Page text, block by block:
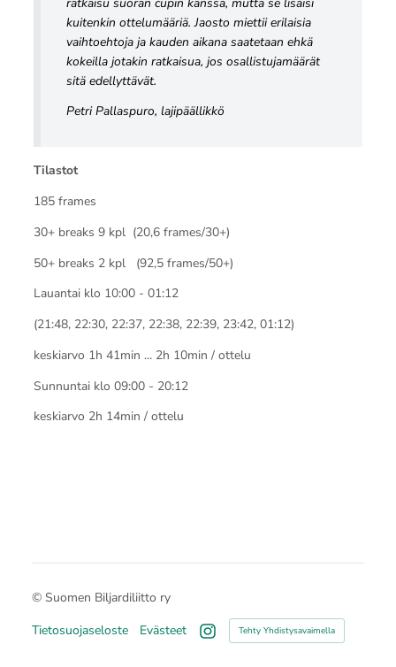
kuitenkin ottelumääriä. Jaosto miettii erilaisia
vaihtoehtoja ja kauden aikana saatetaan ehkä
kokeilla jotakin ratkaisua, jos osallistujamäärät
sitä edellyttävät.
Petri Pallaspuro, lajipäällikkö
Tilastot
185 frames
30+ breaks 9 kpl (20,6 frames/30+)
50+ breaks 2 kpl (92,5 frames/50+)
Lauantai klo 10:00 - 01:12
(21:48, 22:30, 22:37, 22:38, 22:39, 23:42, 01:12)
keskiarvo 1h 41min ... 2h 10min / ottelu
Sunnuntai klo 09:00 - 20:12
keskiarvo 2h 14min / ottelu
© Suomen Biljardiliitto ry
Tietosuojaseloste
Evästeet
Instagram
Tehty Yhdistysavaimella